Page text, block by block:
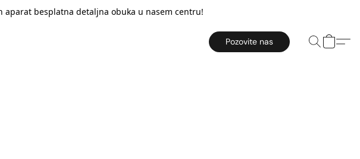
aparat besplatna detaljna obuka u nasem centru!
Pozovite nas